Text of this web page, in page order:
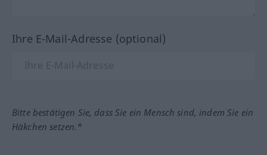
Ihre E-Mail-Adresse (optional)
Bitte bestätigen Sie, dass Sie ein Mensch sind, indem Sie ein
Häkchen setzen.*